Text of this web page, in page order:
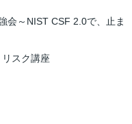
会～NIST CSF 2.0で、止ま
スク講座